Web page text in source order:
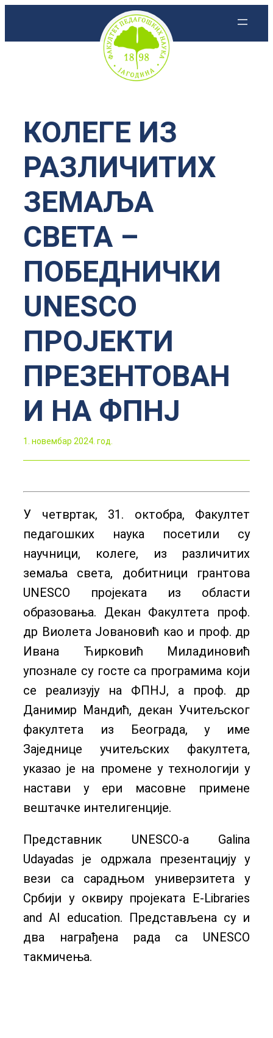
КОЛЕГЕ ИЗ
РАЗЛИЧИТИХ
ЗЕМАЉА
СВЕТА –
ПОБЕДНИЧКИ
UNESCO
ПРОЈЕКТИ
ПРЕЗЕНТОВАН
И НА ФПНЈ
1. новембар 2024. год.
У четвртак, 31. октобра, Факултет
педагошких наука посетили су
научници, колеге, из различитих
земаља света, добитници грантова
UNESCO пројеката из области
образовања. Декан Факултета проф.
др Виолета Јовановић као и проф. др
Ивана Ћирковић Миладиновић
упознале су госте са програмима који
се реализују на ФПНЈ, а проф. др
Данимир Мандић, декан Учитељског
факултета из Београда, у име
Заједнице учитељских факултета,
указао је на промене у технологији у
настави у ери масовне примене
вештачке интелигенције.
Представник UNESCO-а Galina
Udayadas је одржала презентацију у
вези са сарадњом универзитета у
Србији у оквиру пројеката Е-Libraries
and AI education. Представљена су и
два награђена рада са UNESCO
такмичењa.